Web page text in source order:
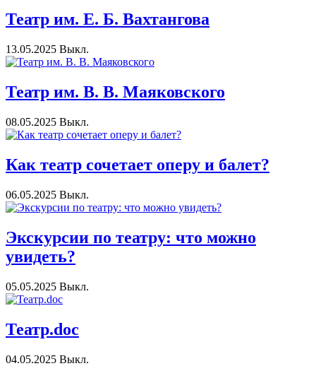
Театр им. Е. Б. Вахтангова
13.05.2025 Выкл.
Театр им. В. В. Маяковского
08.05.2025 Выкл.
Как театр сочетает оперу и балет?
06.05.2025 Выкл.
Экскурсии по театру: что можно
увидеть?
05.05.2025 Выкл.
Театр.doc
04.05.2025 Выкл.